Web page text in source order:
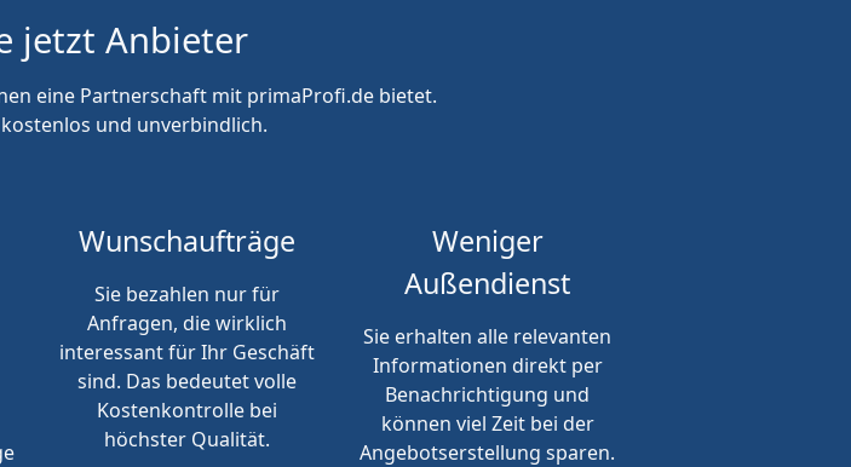
jetzt Anbieter
eine Partnerschaft mit primaProfi.de bietet.
und unverbindlich.
Wunschaufträge
Sie bezahlen nur für
Anfragen, die wirklich
interessant für Ihr Geschäft
sind. Das bedeutet volle
Kostenkontrolle bei
höchster Qualität.
Weniger
Außendienst
Sie erhalten alle relevanten
Informationen direkt per
Benachrichtigung und
können viel Zeit bei der
Angebotserstellung sparen.